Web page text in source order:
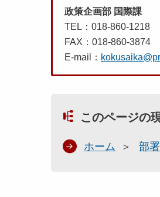
政策企画部 国際課
TEL：018-860-1218
FAX：018-860-3874
E-mail：
このページの
ホーム 部